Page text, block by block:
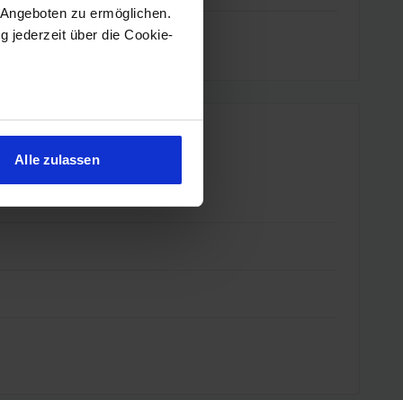
zu ermöglichen.
jederzeit über die Cookie-
können
Präferenzen im
Alle zulassen